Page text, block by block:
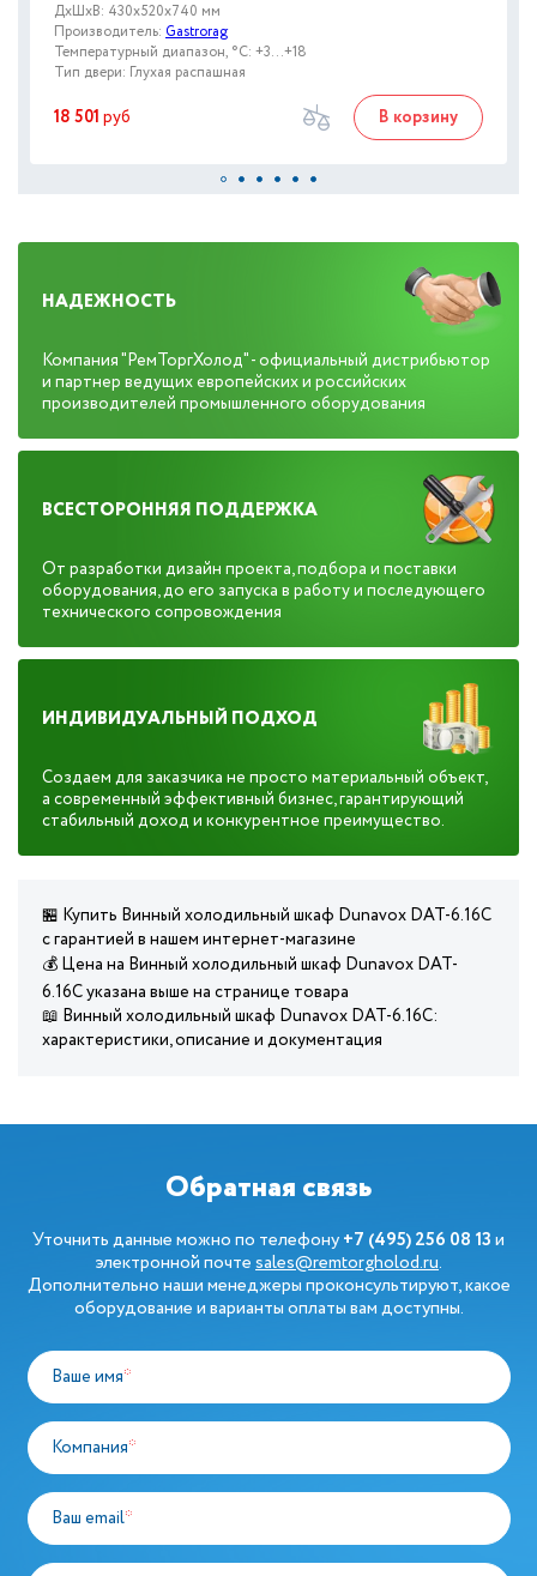
ДxШxВ: 430x520x740 мм
Производитель: Gastrorag
Температурный диапазон, °C: +3...+18
Тип двери: Глухая распашная
18 501 руб В корзину
НАДЕЖНОСТЬ
Компания "РемТоргХолод" - официальный дистрибьютор
и партнер ведущих европейских и российских
производителей промышленного оборудования
ВСЕСТОРОННЯЯ ПОДДЕРЖКА
От разработки дизайн проекта, подбора и поставки
оборудования, до его запуска в работу и последующего
технического сопровождения
ИНДИВИДУАЛЬНЫЙ ПОДХОД
Создаем для заказчика не просто материальный объект,
а современный эффективный бизнес, гарантирующий
стабильный доход и конкурентное преимущество.
🏪 Купить Винный холодильный шкаф Dunavox DAT-6.16C
с гарантией в нашем интернет-магазине
💰 Цена на Винный холодильный шкаф Dunavox DAT-
6.16C указана выше на странице товара
📖 Винный холодильный шкаф Dunavox DAT-6.16C:
характеристики, описание и документация
Обратная связь
Уточнить данные можно по телефону+7 (495) 256 08 13и
электронной почтеsales@remtorgholod.ru.
Дополнительно наши менеджеры проконсультируют, какое
оборудование и варианты оплаты вам доступны.
Ваше имя*
Компания*
Ваш email*